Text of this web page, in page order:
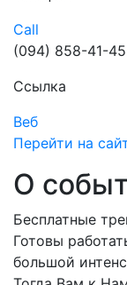
Call
(094) 858-41-45
Ссылка
Веб
Перейти на
О
Бесплатные
Готовы
большой